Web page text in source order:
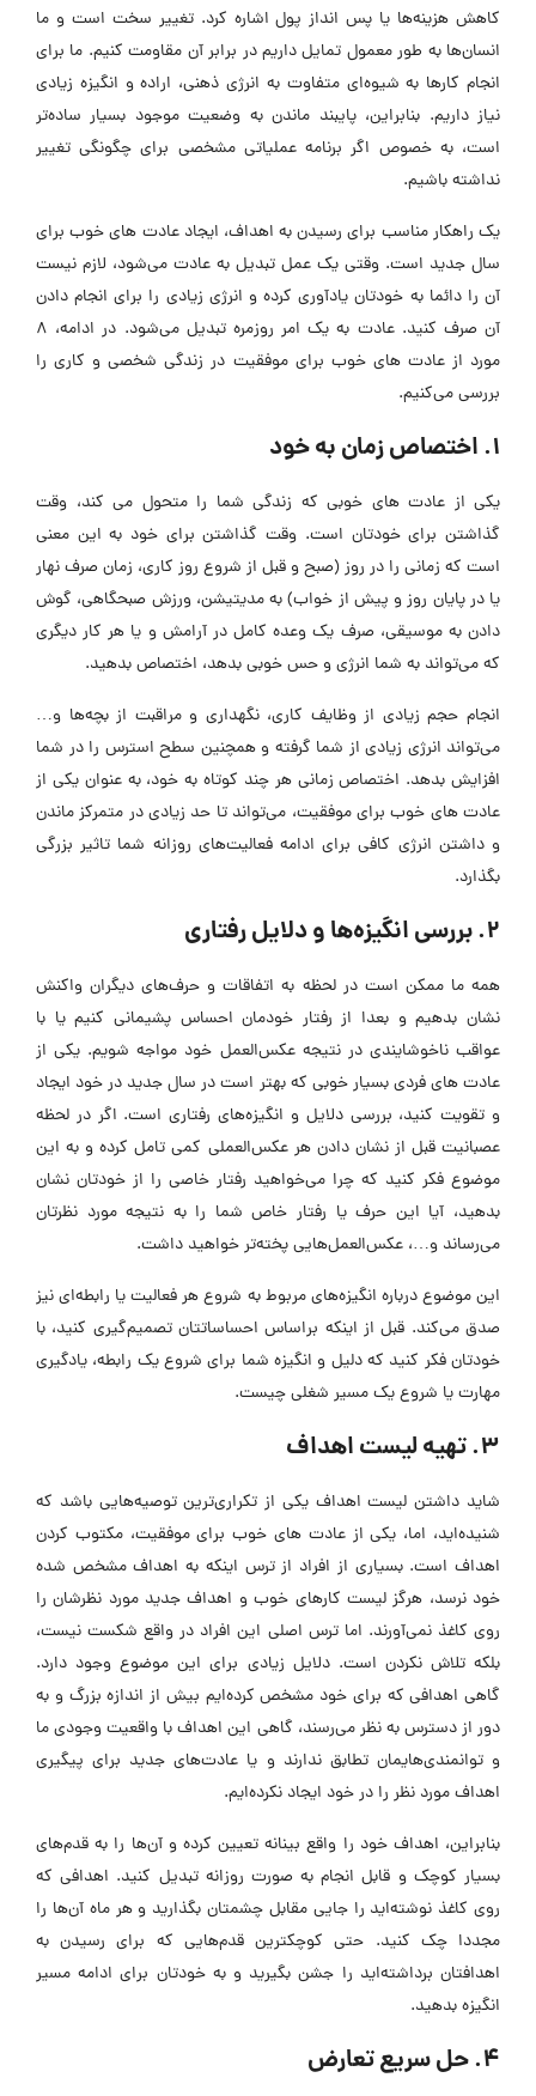
کاهش هزینه‌ها یا پس انداز پول اشاره کرد. تغییر سخت است و ما
انسان‌ها به طور معمول تمایل داریم در برابر آن مقاومت کنیم. ما برای
انجام کارها به شیوه‌ای متفاوت به انرژی ذهنی، اراده و انگیزه زیادی
نیاز داریم. بنابراین، پایبند ماندن به وضعیت موجود بسیار ساده‌تر
است، به خصوص اگر برنامه عملیاتی مشخصی برای چگونگی تغییر
نداشته باشیم.
یک راهکار مناسب برای رسیدن به اهداف، ایجاد عادت های خوب برای
سال جدید است. وقتی یک عمل تبدیل به عادت می‌شود، لازم نیست
آن را دائما به خودتان یادآوری کرده و انرژی زیادی را برای انجام دادن
آن صرف کنید. عادت به یک امر روزمره تبدیل می‌شود. در ادامه، 8
مورد از عادت های خوب برای موفقیت در زندگی شخصی و کاری را
بررسی می‌کنیم.
1. اختصاص زمان به خود
یکی از عادت های خوبی که زندگی شما را متحول می کند، وقت
گذاشتن برای خودتان است. وقت گذاشتن برای خود به این معنی
است که زمانی را در روز (صبح و قبل از شروع روز کاری، زمان صرف نهار
یا در پایان روز و پیش از خواب) به مدیتیشن، ورزش صبحگاهی، گوش
دادن به موسیقی، صرف یک وعده کامل در آرامش و یا هر کار دیگری
که می‌تواند به شما انرژی و حس خوبی بدهد، اختصاص بدهید.
انجام حجم زیادی از وظایف کاری، نگهداری و مراقبت از بچه‌ها و…
می‌تواند انرژی زیادی از شما گرفته و همچنین سطح استرس را در شما
افزایش بدهد. اختصاص زمانی هر چند کوتاه به خود، به عنوان یکی از
عادت های خوب برای موفقیت، می‌تواند تا حد زیادی در متمرکز ماندن
و داشتن انرژی کافی برای ادامه فعالیت‌های روزانه شما تاثیر بزرگی
بگذارد.
2. بررسی انگیزه‌ها و دلایل رفتاری
همه ما ممکن است در لحظه به اتفاقات و حرف‌های دیگران واکنش
نشان بدهیم و بعدا از رفتار خودمان احساس پشیمانی کنیم یا با
عواقب ناخوشایندی در نتیجه عکس‌العمل خود مواجه شویم. یکی از
عادت های فردی بسیار خوبی که بهتر است در سال جدید در خود ایجاد
و تقویت کنید، بررسی دلایل و انگیزه‌های رفتاری است. اگر در لحظه
عصبانیت قبل از نشان دادن هر عکس‌العملی کمی تامل کرده و به این
موضوع فکر کنید که چرا می‌خواهید رفتار خاصی را از خودتان نشان
بدهید، آیا این حرف یا رفتار خاص شما را به نتیجه مورد نظرتان
می‌رساند و…، عکس‌العمل‌هایی پخته‌تر خواهید داشت.
این موضوع درباره انگیزه‌های مربوط به شروع هر فعالیت یا رابطه‌ای نیز
صدق می‌کند. قبل از اینکه براساس احساساتتان تصمیم‌گیری کنید، با
خودتان فکر کنید که دلیل و انگیزه شما برای شروع یک رابطه، یادگیری
مهارت یا شروع یک مسیر شغلی چیست.
3. تهیه لیست اهداف
شاید داشتن لیست اهداف یکی از تکراری‌ترین توصیه‌هایی باشد که
شنیده‌اید، اما، یکی از عادت های خوب برای موفقیت، مکتوب کردن
اهداف است. بسیاری از افراد از ترس اینکه به اهداف مشخص شده
خود نرسد، هرگز لیست کارهای خوب و اهداف جدید مورد نظرشان را
روی کاغذ نمی‌آورند. اما ترس اصلی این افراد در واقع شکست نیست،
بلکه تلاش نکردن است. دلایل زیادی برای این موضوع وجود دارد.
گاهی اهدافی که برای خود مشخص کرده‌ایم بیش از اندازه بزرگ و به
دور از دسترس به نظر می‌رسند، گاهی این اهداف با واقعیت وجودی ما
و توانمندی‌هایمان تطابق ندارند و یا عادت‌های جدید برای پیگیری
اهداف مورد نظر را در خود ایجاد نکرده‌ایم.
بنابراین، اهداف خود را واقع بینانه تعیین کرده و آن‌ها را به قدم‌های
بسیار کوچک و قابل انجام به صورت روزانه تبدیل کنید. اهدافی که
روی کاغذ نوشته‌اید را جایی مقابل چشمتان بگذارید و هر ماه آن‌ها را
مجددا چک کنید. حتی کوچکترین قدم‌هایی که برای رسیدن به
اهدافتان برداشته‌اید را جشن بگیرید و به خودتان برای ادامه مسیر
انگیزه بدهید.
4. حل سریع تعارض